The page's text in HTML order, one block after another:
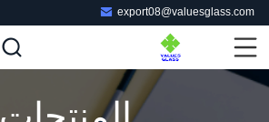
export08@valuesglass.com